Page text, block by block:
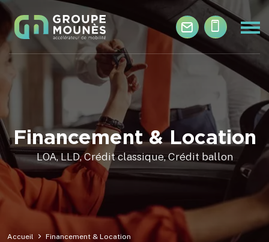
Aller au contenu principal
Financement & Location
LOA, LLD, Crédit classique, Crédit ballon
Accueil Financement & Location